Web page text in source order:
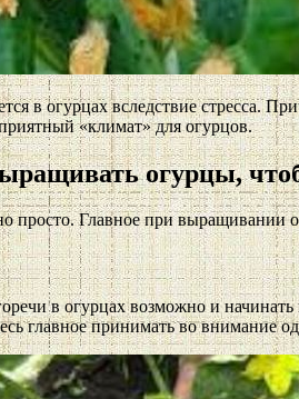
в огурцах вследствие стресса.
«климат» для огурцов.
огурцы,
просто. Главное при выращивании
в огурцах возможно и
главное принимать во внимание